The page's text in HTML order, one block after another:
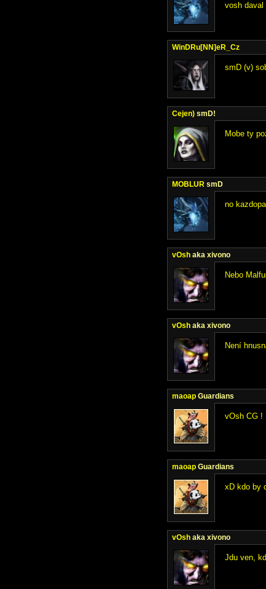
vosh
WinDRu[NN]eR_Cz
smD (v)
Cejen) smD!
Mobe ty
MOBLUR smD
no
vOsh aka xivono
Nebo
vOsh aka xivono
Není
maoap Guardians
vOsh CG !
maoap Guardians
xD kdo by
vOsh aka xivono
Jdu ven,